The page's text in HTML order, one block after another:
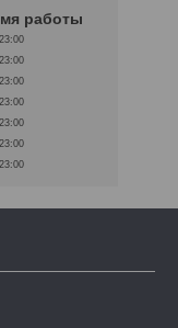
работы